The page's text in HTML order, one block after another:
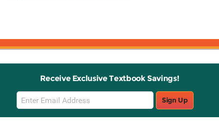
Receive Exclusive Textbook Savings!
Email
Sign
Up
Sign Up